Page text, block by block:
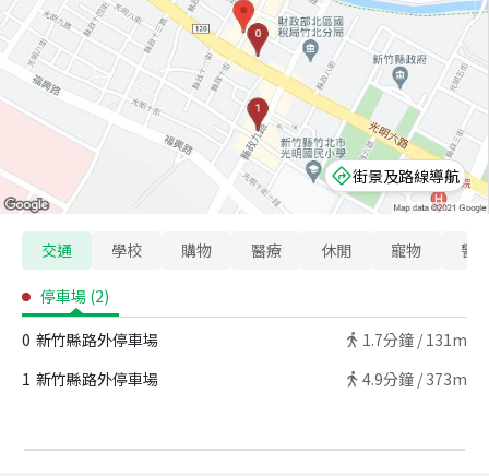
街景及路線導航
交通 學校 購物 醫療 休閒 寵物 警
停車場 (2)
0 新竹縣路外停車場 1.7分鐘 / 131m
1 新竹縣路外停車場 4.9分鐘 / 373m